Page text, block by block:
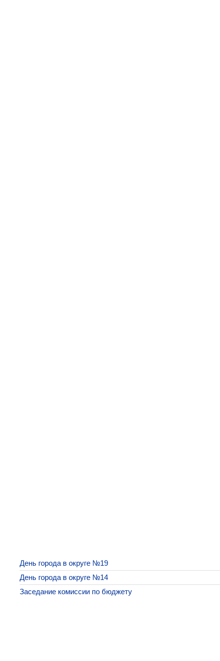
День города в округе №19
День города в округе №14
Заседание комиссии по бюджету